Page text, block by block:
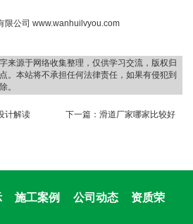
公司 www.wanhuilvyou.com
来源于网络收集整理，仅供学习交流，版权归
。本站将不承担任何法律责任，如果有侵犯到
。
计解读 下一篇： 滑道厂家哪家比较好
施工案例 公司动态 资质荣